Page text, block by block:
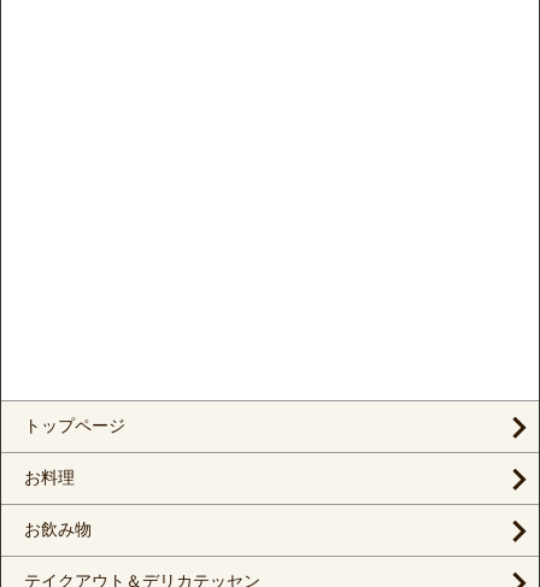
トップページ
お料理
お飲み物
テイクアウト＆デリカテッセン